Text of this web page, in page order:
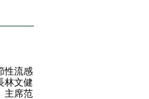
性流感
林文健
主席范